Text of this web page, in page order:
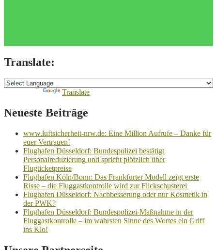
Translate:
Translate
Neueste Beiträge
www.luftsicherheit-nrw.de: Eine Million Aufrufe – Danke für
euer Vertrauen!
Flughafen Düsseldorf: Bundespolizei bestätigt
Personalreduzierung und spricht plötzlich über
Flugticketpreise
Flughafen Köln/Bonn: Das Frankfurter Modell zeigt erste
Risse – die Fluggastkontrolle wird zur Flickschusterei
Flughafen Düsseldorf: Nachbesserung oder nur Kosmetik in
der PWK?
Flughafen Düsseldorf: Bundespolizei-Maßnahme in der
Fluggastkontrolle – im wahrsten Sinne des Wortes ein Griff
ins Klo!